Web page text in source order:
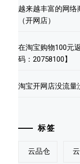
越来越丰富的网
（开网店）
在淘宝购物100元
码：20758100】
淘宝开网店没流量
标签
云品仓